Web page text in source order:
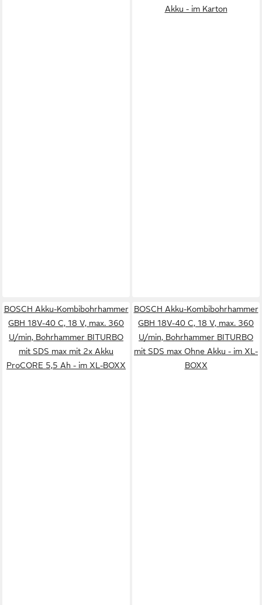
Akku - im Karton
BOSCH Akku-Kombibohrhammer
GBH 18V-40 C, 18 V, max. 360
U/min, Bohrhammer BITURBO
mit SDS max mit 2x Akku
ProCORE 5,5 Ah - im XL-BOXX
BOSCH Akku-Kombibohrhammer
GBH 18V-40 C, 18 V, max. 360
U/min, Bohrhammer BITURBO
mit SDS max Ohne Akku - im XL-
BOXX